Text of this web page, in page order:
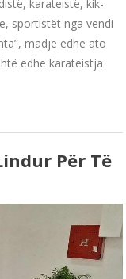
karateistë, kik-
sportistët nga vendi
madje edhe ato
edhe karateistja
Për Të